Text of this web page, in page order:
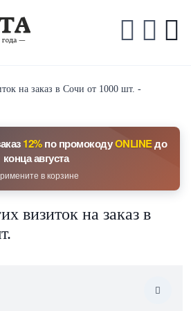
на заказ в Сочи от 1000 шт. -
12%по промокодуONLINEдо
конца августа
в корзине
визиток на заказ в